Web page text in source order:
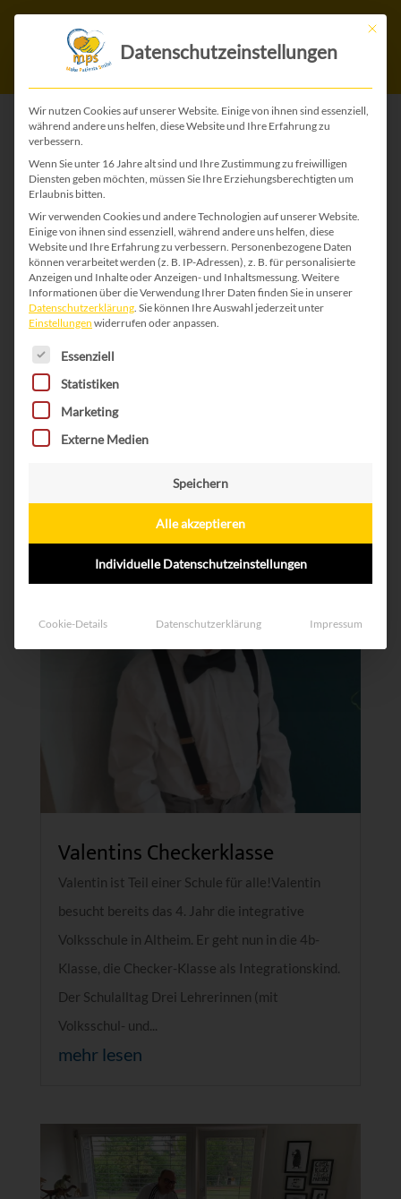
Geschichten unserer
MPS-Familien
Die Texte, meistens von Eltern
geschrieben, sind zumeist Berichte über
der Diagnosestellung und über den Alltag.
Hier können Sie nachfühlen, was es heißt,
mit einem MPS-Kind zu leben.
Valentins Checkerklasse
Valentin ist Teil einer Schule für alle!Valentin
besucht bereits das 4. Jahr die integrative
Volksschule in Altheim. Er geht nun in die 4b-
Klasse, die Checker-Klasse als Integrationskind.
Der Schulalltag Drei Lehrerinnen (mit
Volksschul- und...
mehr lesen
Mit
Datenschutzeinstellungen
Wir nutzen Cookies auf unserer Website. Einige von ihnen sind essenziell,
während andere uns helfen, diese Website und Ihre Erfahrung zu
verbessern.
Wenn Sie unter 16 Jahre alt sind und Ihre Zustimmung zu freiwilligen
Diensten geben möchten, müssen Sie Ihre Erziehungsberechtigten um
Erlaubnis bitten.
Wir verwenden Cookies und andere Technologien auf unserer Website.
Einige von ihnen sind essenziell, während andere uns helfen, diese
Website und Ihre Erfahrung zu verbessern. Personenbezogene Daten
können verarbeitet werden (z. B. IP-Adressen), z. B. für personalisierte
Anzeigen und Inhalte oder Anzeigen- und Inhaltsmessung. Weitere
Informationen über die Verwendung Ihrer Daten finden Sie in unserer
Datenschutzerklärung. Sie können Ihre Auswahl jederzeit unter
Einstellungen widerrufen oder anpassen.
Es folgt eine Liste der Service-Gruppen, für die
Essenziell
Statistiken
Marketing
Externe Medien
Speichern
Alle akzeptieren
Individuelle Datenschutzeinstellungen
Cookie-Details Datenschutzerklärung Impressum